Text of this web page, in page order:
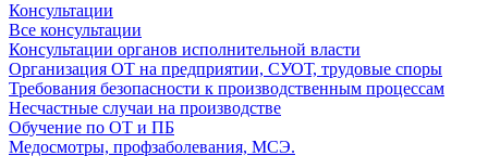
Консультации
Все консультации
Консультации органов исполнительной власти
Организация ОТ на предприятии, СУОТ, трудовые споры
Требования безопасности к производственным процессам
Несчастные случаи на производстве
Обучение по ОТ и ПБ
Медосмотры, профзаболевания, МСЭ.